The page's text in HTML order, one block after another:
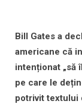
Bill Gates a
americane că
intenționat „să
pe care le
potrivit textului